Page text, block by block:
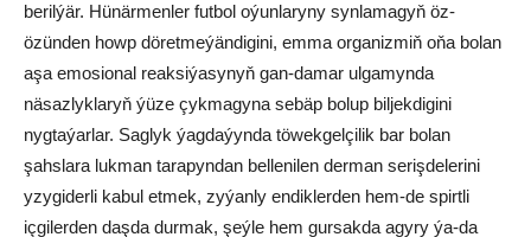
berilýär. Hünärmenler futbol oýunlaryny synlamagyň öz-
özünden howp döretmeýändigini, emma organizmiň oňa bolan
aşa emosional reaksiýasynyň gan-damar ulgamynda
näsazlyklaryň ýüze çykmagyna sebäp bolup biljekdigini
nygtaýarlar. Saglyk ýagdaýynda töwekgelçilik bar bolan
şahslara lukman tarapyndan bellenilen derman serişdelerini
yzygiderli kabul etmek, zyýanly endiklerden hem-de spirtli
içgilerden daşda durmak, şeýle hem gursakda agyry ýa-da